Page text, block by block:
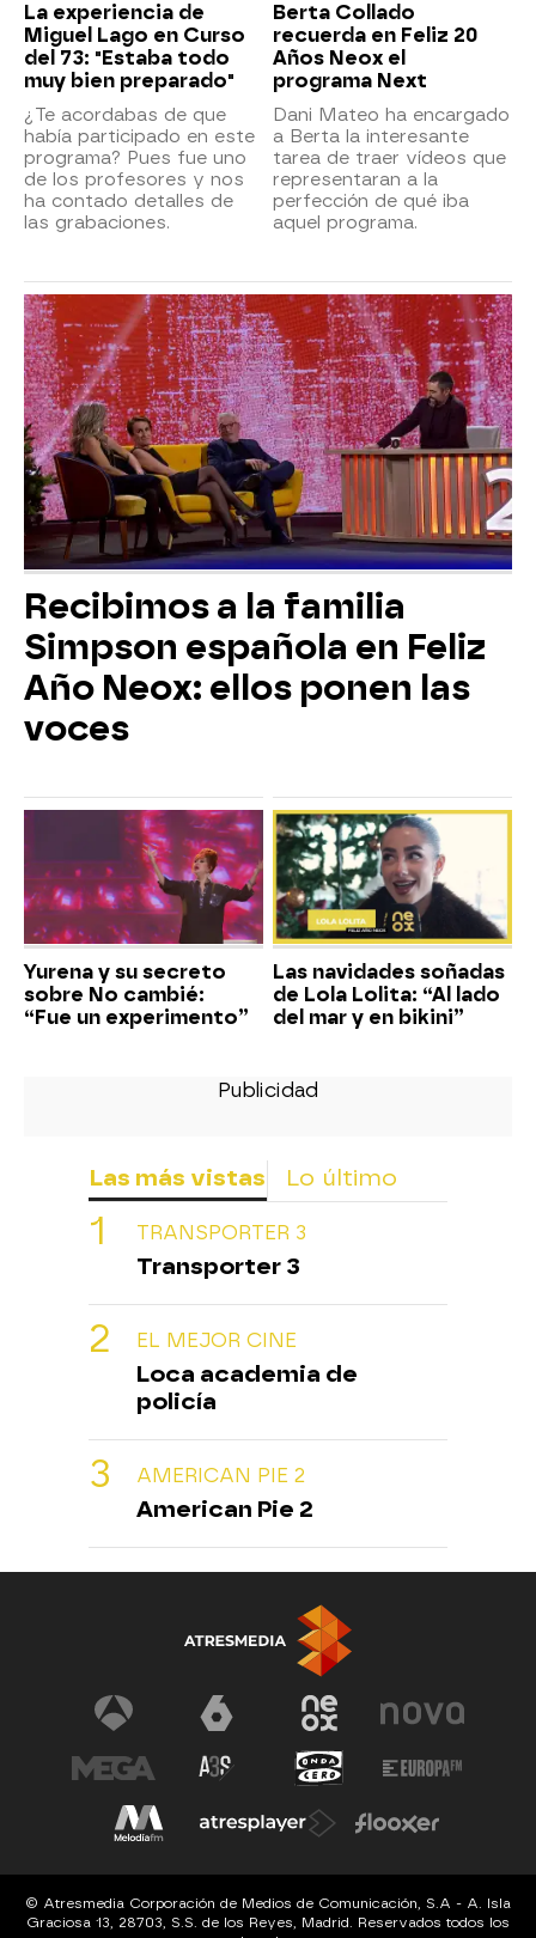
La experiencia de
Miguel Lago en Curso
del 73: "Estaba todo
muy bien preparado"
¿Te acordabas de que
había participado en este
programa? Pues fue uno
de los profesores y nos
ha contado detalles de
las grabaciones.
Berta Collado
recuerda en Feliz 20
Años Neox el
programa Next
Dani Mateo ha encargado
a Berta la interesante
tarea de traer vídeos que
representaran a la
perfección de qué iba
aquel programa.
Recibimos a la familia
Simpson española en Feliz
Año Neox: ellos ponen las
voces
Yurena y su secreto
sobre No cambié:
“Fue un experimento”
Las navidades soñadas
de Lola Lolita: “Al lado
del mar y en bikini”
Las más vistas Lo último
TRANSPORTER 3
Transporter 3
EL MEJOR CINE
Loca academia de
policía
AMERICAN PIE 2
American Pie 2
© Atresmedia Corporación de Medios de Comunicación, S.A - A. Isla
Graciosa 13, 28703, S.S. de los Reyes, Madrid. Reservados todos los